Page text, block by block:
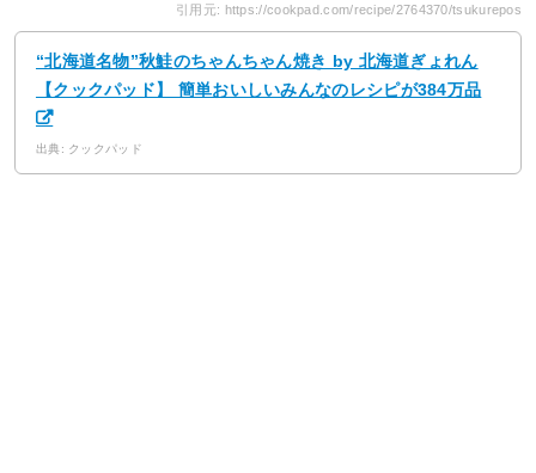
引用元: https://cookpad.com/recipe/2764370/tsukurepos
“北海道名物”秋鮭のちゃんちゃん焼き by 北海道ぎょれん
【クックパッド】 簡単おいしいみんなのレシピが384万品
出典: クックパッド